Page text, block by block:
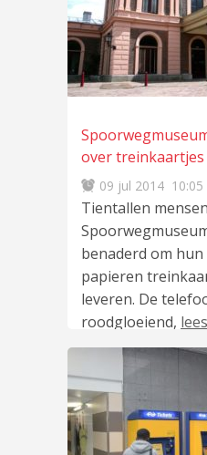
over treinkaartjes
09 jul 2014 10:05
Tientallen
benaderd om
papieren
leveren. De
roodgloeiend,